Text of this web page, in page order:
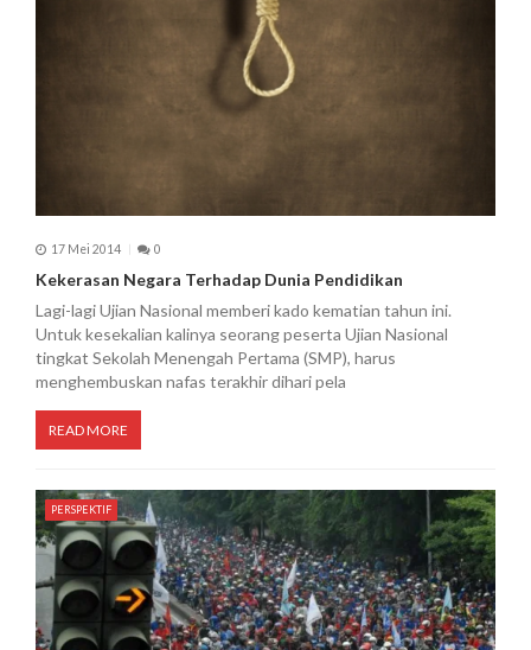
17 Mei 2014 0
Kekerasan Negara Terhadap Dunia Pendidikan
Lagi-lagi Ujian Nasional memberi kado kematian tahun ini.
Untuk kesekalian kalinya seorang peserta Ujian Nasional
tingkat Sekolah Menengah Pertama (SMP), harus
menghembuskan nafas terakhir dihari pela
READ MORE
PERSPEKTIF